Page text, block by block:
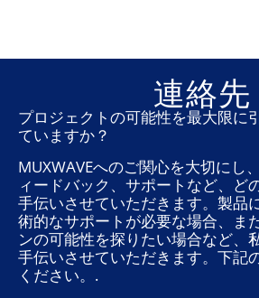
連絡先
プロジェクトの可能性を最大限に
ていますか？
MUXWAVEへのご関心を大切にし
ィードバック、サポートなど、ど
手伝いさせていただきます。製品
術的なサポートが必要な場合、ま
ンの可能性を探りたい場合など、
手伝いさせていただきます。下記
ください。.